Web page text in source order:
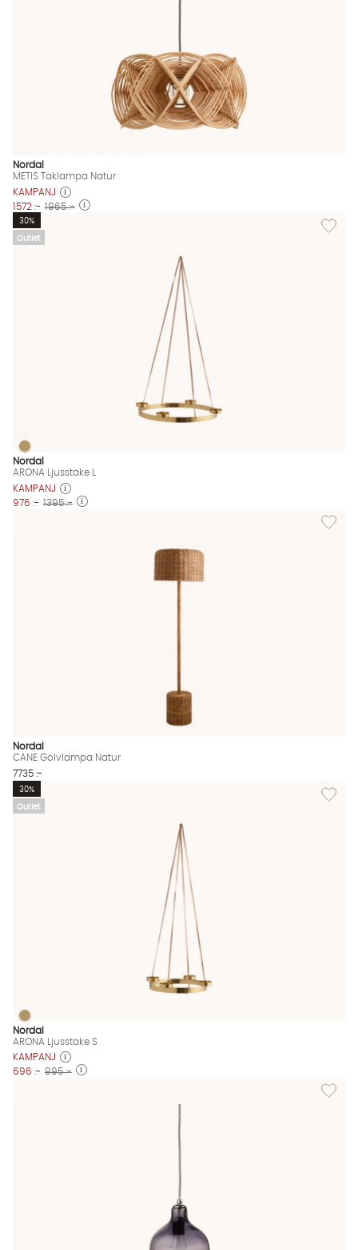
Nordal
METIS Taklampa Natur
KAMPANJ
1572 :- 1965 :-
Outlet
Lägg
30%
ARONA Ljusstake L Finns även i dessa färger:
ARONA Ljusstake L
Nordal
ARONA Ljusstake L
KAMPANJ
976 :- 1395 :-
Lägg
Nordal
CANE Golvlampa Natur
7735 :-
Outlet
Lägg
30%
ARONA Ljusstake S Finns även i dessa färger:
ARONA Ljusstake S
Nordal
ARONA Ljusstake S
KAMPANJ
696 :- 995 :-
Lägg